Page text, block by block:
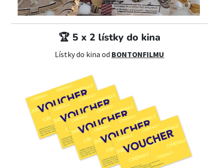
🏆 5 x 2 lístky do kina
Lístky do kina od BONTONFILMU